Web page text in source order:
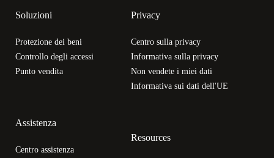
Soluzioni
Protezione dei beni
Controllo degli accessi
Punto vendita
Assistenza
Centro assistenza
Privacy
Centro sulla privacy
Informativa sulla privacy
Non vendete i miei dati
Informativa sui dati dell'UE
Resources